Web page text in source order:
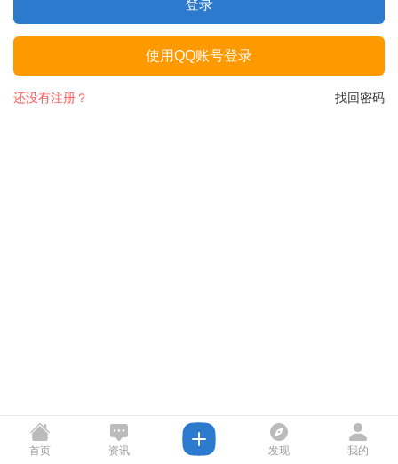
登录
使用QQ账号登录
找回密码
还没有注册？
首页 资讯 发现 我的